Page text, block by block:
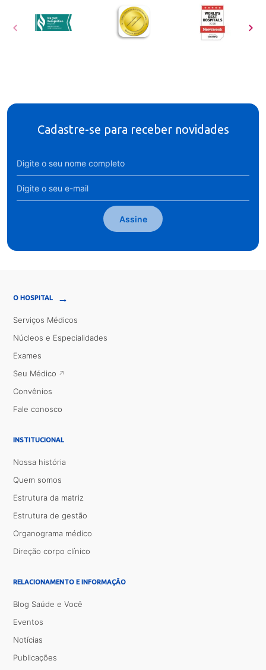
Cadastre-se para receber novidades
Assine
O HOSPITAL →
Serviços Médicos
Núcleos e Especialidades
Exames
Seu Médico
Convênios
Fale conosco
INSTITUCIONAL
Nossa história
Quem somos
Estrutura da matriz
Estrutura de gestão
Organograma médico
Direção corpo clínico
RELACIONAMENTO E INFORMAÇÃO
Blog Saúde e Você
Eventos
Notícias
Publicações